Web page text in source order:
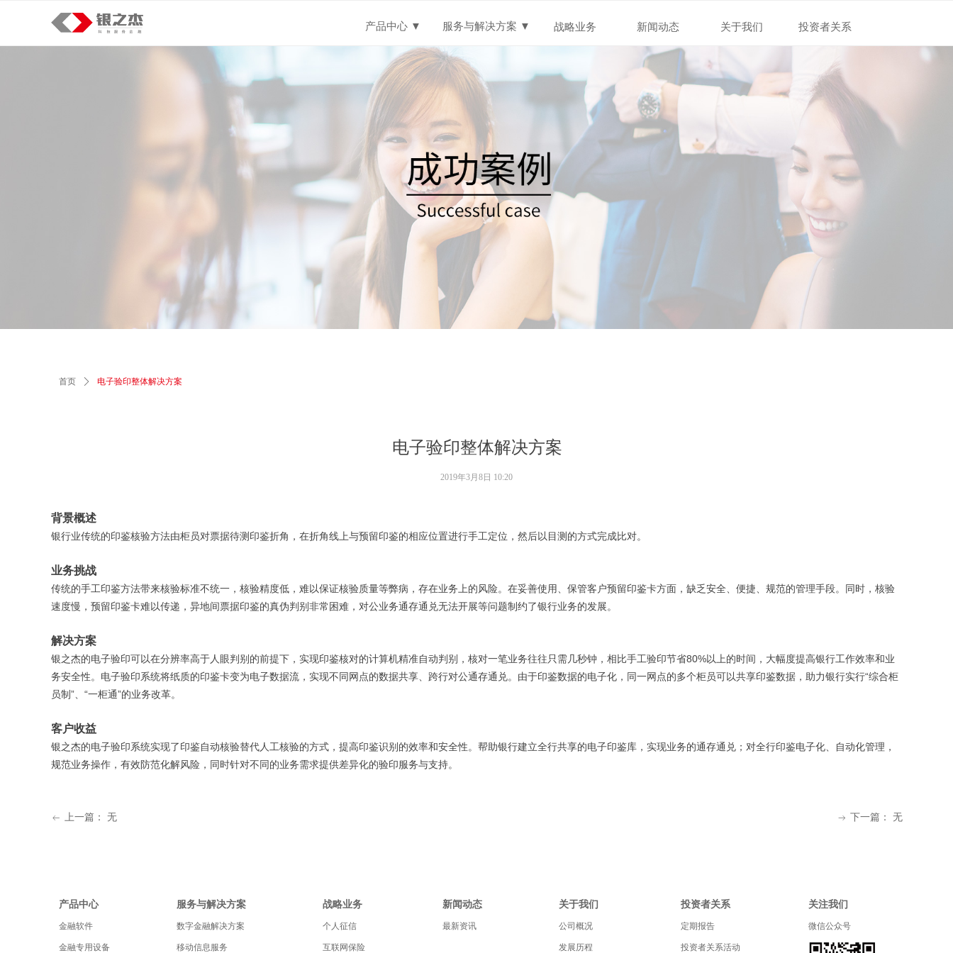
产品中心 ▼ 服务与解决方案 ▼ 关于我们 战略业务 投资者关系
战略业务 新闻动态 关于我们 投资者关系
电子验印整体解决方案
首页 ꄲ 电子验印整体解决方案
背景概述
银行业传统的印鉴核验方法由柜员对票据待测印鉴折角，在折角线上与预留印鉴的相应位置进行手工定位，然后以目测的方式完成比对。
业务挑战
传统的手工印鉴方法带来核验标准不统一，核验精度低，难以保证核验质量等弊病，存在业务上的风险。在妥善使用、保管客户预留印鉴卡方面，缺乏安全、便捷、规范的管理手段。同时，核验
速度慢，预留印鉴卡难以传递，异地间票据印鉴的真伪判别非常困难，对公业务通存通兑无法开展等问题制约了银行业务的发展。
解决方案
银之杰的电子验印可以在分辨率高于人眼判别的前提下，实现印鉴核对的计算机精准自动判别，核对一笔业务往往只需几秒钟，相比手工验印节省80%以上的时间，大幅度提高银行工作效率和业
务安全性。电子验印系统将纸质的印鉴卡变为电子数据流，实现不同网点的数据共享、跨行对公通存通兑。由于印鉴数据的电子化，同一网点的多个柜员可以共享印鉴数据，助力银行实行“综合柜
员制”、“一柜通”的业务改革。
客户收益
银之杰的电子验印系统实现了印鉴自动核验替代人工核验的方式，提高印鉴识别的效率和安全性。帮助银行建立全行共享的电子印鉴库，实现业务的通存通兑；对全行印鉴电子化、自动化管理，
规范业务操作，有效防范化解风险，同时针对不同的业务需求提供差异化的验印服务与支持。
2019年3月8日 10:20
ꂃ 上一篇： 无 ꁹ 下一篇： 无
微信公众号
关注我们
金融软件
产品中心
金融专用设备
战略业务 关于我们
发展历程
公司概况
移动信息服务
服务与解决方案
数字金融解决方案
新闻动态
最新资讯
投资者关系
投资者关系活动
定期报告
个人征信
互联网保险